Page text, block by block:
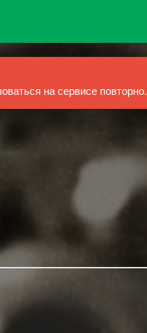
на сервисе повторно.